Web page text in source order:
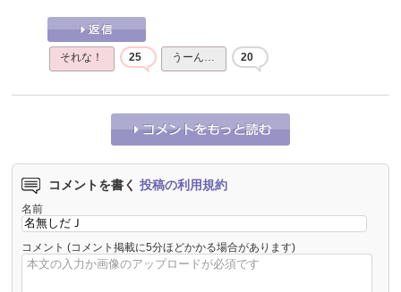
それな！ 25 うーん… 20
コメントを書く 投稿の利用規約
名前
コメント (コメント掲載に5分ほどかかる場合があります)